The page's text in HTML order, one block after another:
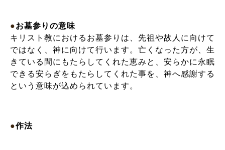
●お墓参りの意味
キリスト教におけるお墓参りは、先祖や故人に向けて
ではなく、神に向けて行います。亡くなった方が、生
きている間にもたらしてくれた恵みと、安らかに永眠
できる安らぎをもたらしてくれた事を、神へ感謝する
という意味が込められています。
●作法